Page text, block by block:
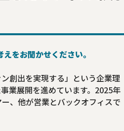
をお聞かせください。
創出を実現する」という企業理
業展開を進めています。2025年
、他が営業とバックオフィスで